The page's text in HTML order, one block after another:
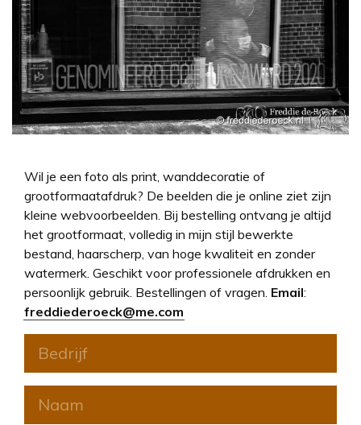
Wil je een foto als print, wanddecoratie of
grootformaatafdruk? De beelden die je online ziet zijn
kleine webvoorbeelden. Bij bestelling ontvang je altijd
het grootformaat, volledig in mijn stijl bewerkte
bestand, haarscherp, van hoge kwaliteit en zonder
watermerk. Geschikt voor professionele afdrukken en
persoonlijk gebruik. Bestellingen of vragen. Email:
freddiederoeck@me.com